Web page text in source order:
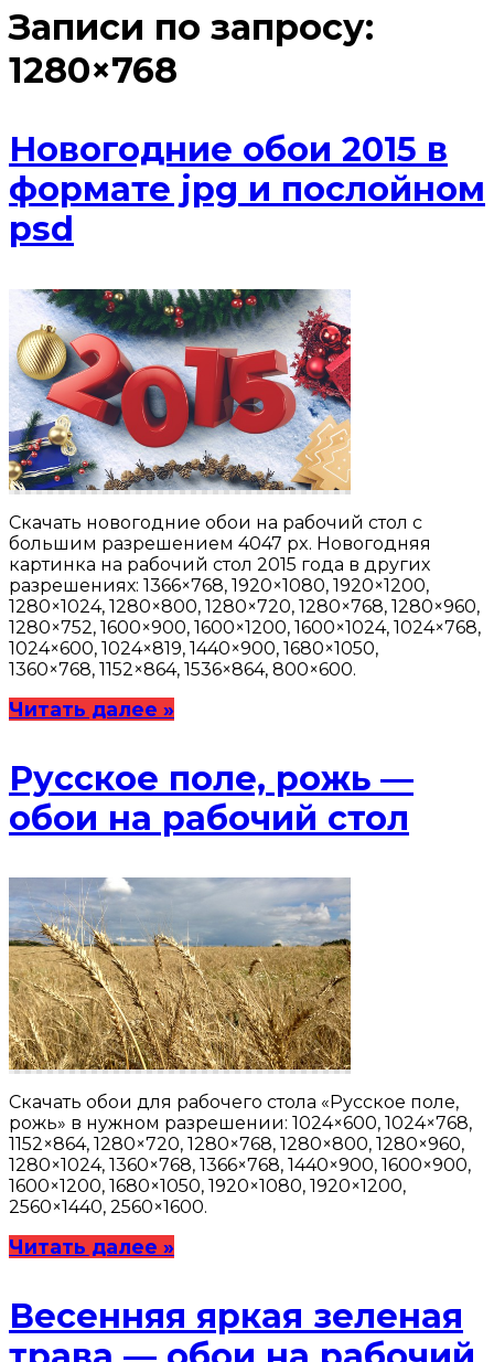
Записи по запросу:
1280×768
Новогодние обои 2015 в
формате jpg и послойном
psd
Скачать новогодние обои на рабочий стол с
большим разрешением 4047 px. Новогодняя
картинка на рабочий стол 2015 года в других
разрешениях: 1366×768, 1920×1080, 1920×1200,
1280×1024, 1280×800, 1280×720, 1280×768, 1280×960,
1280×752, 1600×900, 1600×1200, 1600×1024, 1024×768,
1024×600, 1024×819, 1440×900, 1680×1050,
1360×768, 1152×864, 1536×864, 800×600.
Читать далее »
Русское поле, рожь —
обои на рабочий стол
Скачать обои для рабочего стола «Русское поле,
рожь» в нужном разрешении: 1024×600, 1024×768,
1152×864, 1280×720, 1280×768, 1280×800, 1280×960,
1280×1024, 1360×768, 1366×768, 1440×900, 1600×900,
1600×1200, 1680×1050, 1920×1080, 1920×1200,
2560×1440, 2560×1600.
Читать далее »
Весенняя яркая зеленая